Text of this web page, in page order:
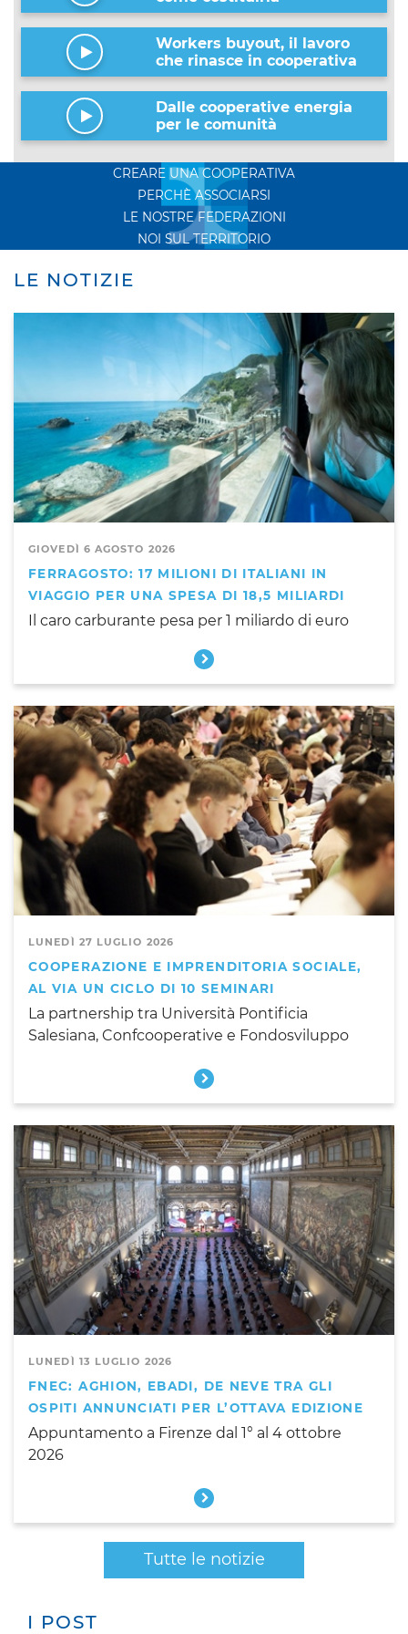
Workers buyout, il lavoro
che rinasce in cooperativa
Dalle cooperative energia
per le comunità
CREARE UNA COOPERATIVA
PERCHÈ ASSOCIARSI
LE NOSTRE FEDERAZIONI
NOI SUL TERRITORIO
LE NOTIZIE
GIOVEDÌ 6 AGOSTO 2026
FERRAGOSTO: 17 MILIONI DI ITALIANI IN
VIAGGIO PER UNA SPESA DI 18,5 MILIARDI
Il caro carburante pesa per 1 miliardo di euro
LUNEDÌ 27 LUGLIO 2026
COOPERAZIONE E IMPRENDITORIA SOCIALE,
AL VIA UN CICLO DI 10 SEMINARI
La partnership tra Università Pontificia
Salesiana, Confcooperative e Fondosviluppo
LUNEDÌ 13 LUGLIO 2026
FNEC: AGHION, EBADI, DE NEVE TRA GLI
OSPITI ANNUNCIATI PER L’OTTAVA EDIZIONE
Appuntamento a Firenze dal 1° al 4 ottobre
2026
Tutte le notizie
I POST